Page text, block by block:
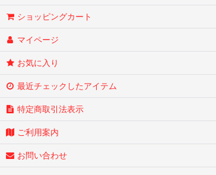
ショッピングカート
マイページ
お気に入り
最近チェックしたアイテム
特定商取引法表示
ご利用案内
お問い合わせ